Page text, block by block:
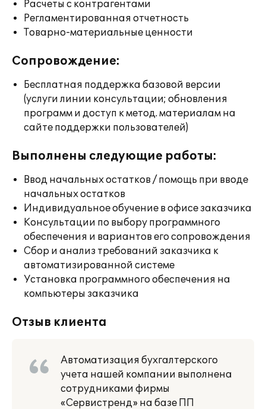
Расчеты с контрагентами
Регламентированная отчетность
Товарно-материальные ценности
Сопровождение:
Бесплатная поддержка базовой версии
(услуги линии консультации; обновления
программ и доступ к метод. материалам на
сайте поддержки пользователей)
Выполнены следующие работы:
Ввод начальных остатков / помощь при вводе
начальных остатков
Индивидуальное обучение в офисе заказчика
Консультации по выбору программного
обеспечения и вариантов его сопровождения
Сбор и анализ требований заказчика к
автоматизированной системе
Установка программного обеспечения на
компьютеры заказчика
Отзыв клиента
Автоматизация бухгалтерского
учета нашей компании выполнена
сотрудниками фирмы
«Сервистренд» на базе ПП